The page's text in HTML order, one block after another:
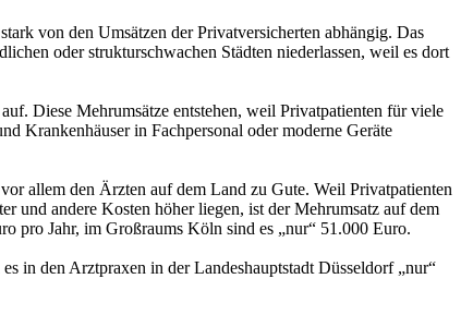
von den Umsätzen der Privatversicherten abhängig. Das
oder strukturschwachen Städten niederlassen, weil es dort
Diese Mehrumsätze entstehen, weil Privatpatienten für viele
Krankenhäuser in Fachpersonal oder moderne Geräte
allem den Ärzten auf dem Land zu Gute. Weil Privatpatienten
und andere Kosten höher liegen, ist der Mehrumsatz auf dem
pro Jahr, im Großraums Köln sind es „nur“ 51.000 Euro.
in den Arztpraxen in der Landeshauptstadt Düsseldorf „nur“